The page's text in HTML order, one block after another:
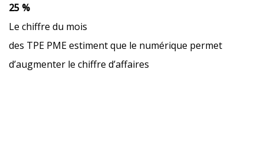
25 %
Le chiffre du mois
des TPE PME estiment que le numérique permet
d’augmenter le chiffre d’affaires